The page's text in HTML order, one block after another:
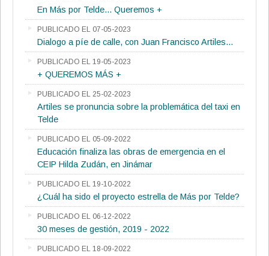
En Más por Telde... Queremos +
PUBLICADO EL 07-05-2023
Dialogo a píe de calle, con Juan Francisco Artiles...
PUBLICADO EL 19-05-2023
+ QUEREMOS MÁS +
PUBLICADO EL 25-02-2023
Artiles se pronuncia sobre la problemática del taxi en
Telde
PUBLICADO EL 05-09-2022
Educación finaliza las obras de emergencia en el
CEIP Hilda Zudán, en Jinámar
PUBLICADO EL 19-10-2022
¿Cuál ha sido el proyecto estrella de Más por Telde?
PUBLICADO EL 06-12-2022
30 meses de gestión, 2019 - 2022
PUBLICADO EL 18-09-2022